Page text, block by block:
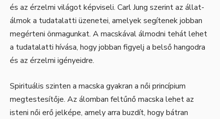
és az érzelmi világot képviseli. Carl Jung szerint az állat-
álmok a tudatalatti üzenetei, amelyek segítenek jobban
megérteni önmagunkat. A macskával álmodni tehát lehet
a tudatalatti hívása, hogy jobban figyelj a belső hangodra
és az érzelmi igényeidre.
Spirituális szinten a macska gyakran a női princípium
megtestesítője. Az álomban feltűnő macska lehet az
isteni női erő jelképe, amely arra buzdít, hogy bátran